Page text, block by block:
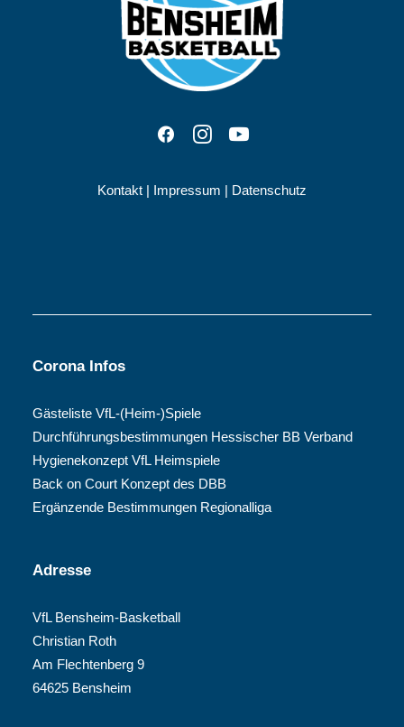
Kontakt | Impressum | Datenschutz
Corona Infos
Gästeliste VfL-(Heim-)Spiele
Durchführungsbestimmungen Hessischer BB Verband
Hygienekonzept VfL Heimspiele
Back on Court Konzept des DBB
Ergänzende Bestimmungen Regionalliga
Adresse
VfL Bensheim-Basketball
Christian Roth
Am Flechtenberg 9
64625 Bensheim